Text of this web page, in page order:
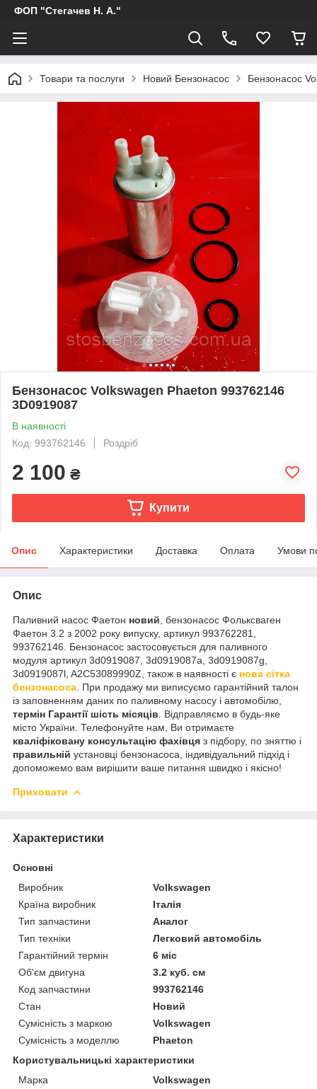
ФОП "Стегачев Н. А."
Товари та послуги Новий Бензонасос Бензонасос
Бензонасос Volkswagen Phaeton 993762146
3D0919087
В наявності
Код: 993762146
Роздріб
2 100 ₴
Купити
Опис Характеристики Доставка Оплата Умови
Опис
Паливний насос Фаетон новий , бензонасос Фольксваген
Фаетон 3.2 з 2002 року випуску, артикул 993762281,
993762146. Бензонасос застосовується для паливного
модуля артикул 3d0919087, 3d0919087a, 3d0919087g,
3d0919087l, A2C53089990Z, також в наявності є нова сітка
бензонасоса . При продажу ми виписуємо гарантійний талон
із заповненням даних по паливному насосу і автомобілю,
термін Гарантії шість місяців . Відправляємо в будь-яке
місто України. Телефонуйте нам, Ви отримаєте
кваліфіковану консультацію фахівця з підбору, по зняттю і
правильній установці бензонасоса, індивідуальний підхід і
допоможемо вам вирішити ваше питання швидко і якісно!
Приховати
Характеристики
Основні
Виробник
Volkswagen
Країна виробник
Італія
Тип запчастини
Аналог
Тип техніки
Легковий автомобіль
Гарантійний термін
6 міс
Об'єм двигуна
3.2 куб. см
Код запчастини
993762146
Стан
Новий
Сумісність з маркою
Volkswagen
Сумісність з моделлю
Phaeton
Користувальницькі характеристики
Марка
Volkswagen